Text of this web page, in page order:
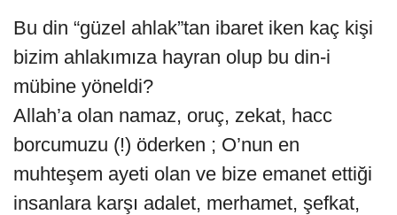
Bu din “güzel ahlak”tan ibaret iken kaç kişi
bizim ahlakımıza hayran olup bu din-i
mübine yöneldi?
Allah’a olan namaz, oruç, zekat, hacc
borcumuzu (!) öderken ; O’nun en
muhteşem ayeti olan ve bize emanet ettiği
insanlara karşı adalet, merhamet, şefkat,